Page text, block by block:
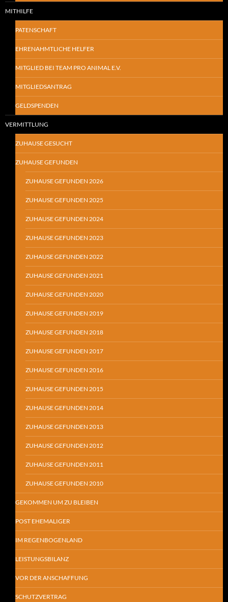
MITHILFE
PATENSCHAFT
EHRENAHMTLICHE HELFER
MITGLIED BEI TEAM PRO ANIMAL E.V.
MITGLIEDSANTRAG
GELDSPENDEN
VERMITTLUNG
ZUHAUSE GESUCHT
ZUHAUSE GEFUNDEN
ZUHAUSE GEFUNDEN 2026
ZUHAUSE GEFUNDEN 2025
ZUHAUSE GEFUNDEN 2024
ZUHAUSE GEFUNDEN 2023
ZUHAUSE GEFUNDEN 2022
ZUHAUSE GEFUNDEN 2021
ZUHAUSE GEFUNDEN 2020
ZUHAUSE GEFUNDEN 2019
ZUHAUSE GEFUNDEN 2018
ZUHAUSE GEFUNDEN 2017
ZUHAUSE GEFUNDEN 2016
ZUHAUSE GEFUNDEN 2015
ZUHAUSE GEFUNDEN 2014
ZUHAUSE GEFUNDEN 2013
ZUHAUSE GEFUNDEN 2012
ZUHAUSE GEFUNDEN 2011
ZUHAUSE GEFUNDEN 2010
GEKOMMEN UM ZU BLEIBEN
POST EHEMALIGER
IM REGENBOGENLAND
LEISTUNGSBILANZ
VOR DER ANSCHAFFUNG
SCHUTZVERTRAG